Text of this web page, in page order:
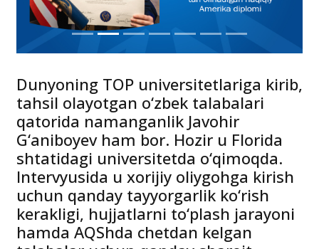
Dunyoning TOP universitetlariga kirib,
tahsil olayotgan o‘zbek talabalari
qatorida namanganlik Javohir
G‘aniboyev ham bor. Hozir u Florida
shtatidagi universitetda o‘qimoqda.
Intervyusida u xorijiy oliygohga kirish
uchun qanday tayyorgarlik ko‘rish
kerakligi, hujjatlarni to‘plash jarayoni
hamda AQShda chetdan kelgan